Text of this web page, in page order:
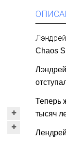
Chaos
Теперь
тысяч